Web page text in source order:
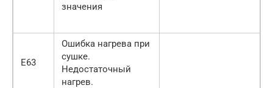
значения
Е63
Ошибка нагрева при
сушке.
Недостаточный
нагрев.